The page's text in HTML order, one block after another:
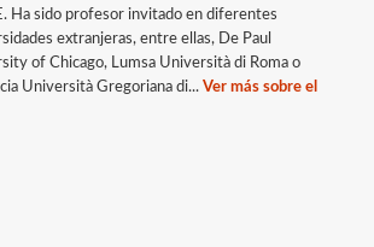
Ha sido profesor invitado en diferentes
extranjeras, entre ellas, De Paul
of Chicago, Lumsa Università di Roma o
Università Gregoriana di... Ver más sobre el